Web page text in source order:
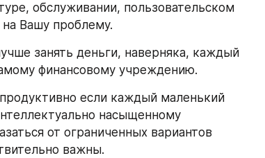
обслуживании, пользовательском
Вашу проблему.
занять деньги, наверняка, каждый
финансовому учреждению.
если каждый маленький
насыщенному
от ограниченных вариантов
важны.